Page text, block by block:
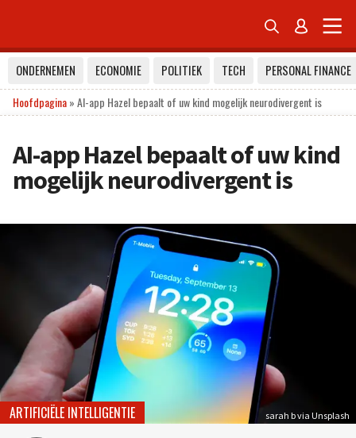
 
ONDERNEMEN ECONOMIE POLITIEK TECH
PERSONAL FINANCE
Hoofdpagina»AI-app Hazel bepaalt of uw kind mogelijk neurodivergent is
AI-app Hazel bepaalt of uw kind
mogelijk neurodivergent is
sarah b via Unsplash
ARTIFICIËLE INTELLIGENTIE